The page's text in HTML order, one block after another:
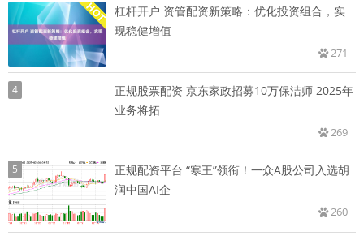
杠杆开户 资管配资新策略：优化投资组合，实
现稳健增值
271
4
正规股票配资 京东家政招募10万保洁师 2025年
业务将拓
269
5
正规配资平台 “寒王”领衔！一众A股公司入选胡
润中国AI企
260